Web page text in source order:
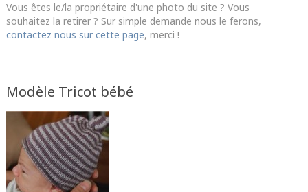
Vous êtes le/la propriétaire d'une photo du site ? Vous
souhaitez la retirer ? Sur simple demande nous le ferons,
contactez nous sur cette page, merci !
Modèle Tricot bébé